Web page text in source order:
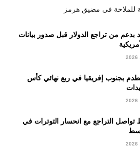
للملاحة في مضيق هرمز
بدعم من تراجع الدولار قبل صدور بيانات
بجنوب إفريقيا في ربع نهائي كأس
تواصل التراجع مع انحسار التوترات في